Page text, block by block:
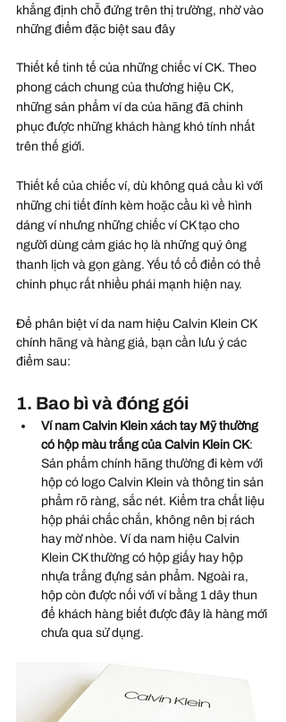
khẳng định chỗ đứng trên thị trường, nhờ vào
những điểm đặc biệt sau đây
Thiết kế tinh tế của những chiếc ví CK. Theo
phong cách chung của thương hiệu CK,
những sản phẩm ví da của hãng đã chinh
phục được những khách hàng khó tính nhất
trên thế giới.
Thiết kế của chiếc ví, dù không quá cầu kì với
những chi tiết đính kèm hoặc cầu kì về hình
dáng ví nhưng những chiếc ví CK tạo cho
người dùng cảm giác họ là những quý ông
thanh lịch và gọn gàng. Yếu tố cổ điển có thể
chinh phục rất nhiều phái mạnh hiện nay.
Để phân biệt ví da nam hiệu Calvin Klein CK
chính hãng và hàng giả, bạn cần lưu ý các
điểm sau:
1. Bao bì và đóng gói
Ví nam Calvin Klein xách tay Mỹ thường
có hộp màu trắng của Calvin Klein CK:
Sản phẩm chính hãng thường đi kèm với
hộp có logo Calvin Klein và thông tin sản
phẩm rõ ràng, sắc nét. Kiểm tra chất liệu
hộp phải chắc chắn, không nên bị rách
hay mờ nhòe. Ví da nam hiệu Calvin
Klein CK thường có hộp giấy hay hộp
nhựa trắng đựng sản phẩm. Ngoài ra,
hộp còn được nối với ví bằng 1 dây thun
để khách hàng biết được đây là hàng mới
chưa qua sử dụng.